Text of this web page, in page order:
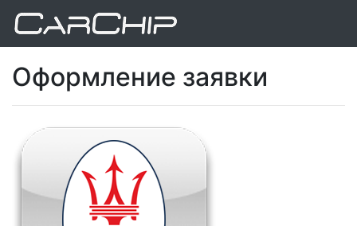
Оформление заявки